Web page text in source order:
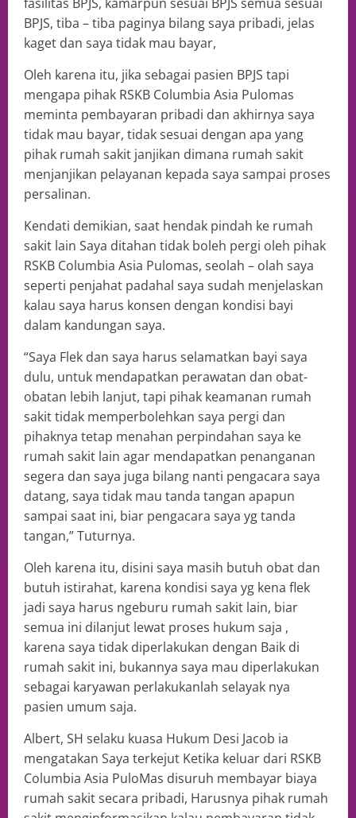
BPJS, tiba – tiba paginya bilang saya pribadi, jelas
kaget dan saya tidak mau bayar,
Oleh karena itu, jika sebagai pasien BPJS tapi
mengapa pihak RSKB Columbia Asia Pulomas
meminta pembayaran pribadi dan akhirnya saya
tidak mau bayar, tidak sesuai dengan apa yang
pihak rumah sakit janjikan dimana rumah sakit
menjanjikan pelayanan kepada saya sampai proses
persalinan.
Kendati demikian, saat hendak pindah ke rumah
sakit lain Saya ditahan tidak boleh pergi oleh pihak
RSKB Columbia Asia Pulomas, seolah – olah saya
seperti penjahat padahal saya sudah menjelaskan
kalau saya harus konsen dengan kondisi bayi
dalam kandungan saya.
“Saya Flek dan saya harus selamatkan bayi saya
dulu, untuk mendapatkan perawatan dan obat-
obatan lebih lanjut, tapi pihak keamanan rumah
sakit tidak memperbolehkan saya pergi dan
pihaknya tetap menahan perpindahan saya ke
rumah sakit lain agar mendapatkan penanganan
segera dan saya juga bilang nanti pengacara saya
datang, saya tidak mau tanda tangan apapun
sampai saat ini, biar pengacara saya yg tanda
tangan,” Tuturnya.
Oleh karena itu, disini saya masih butuh obat dan
butuh istirahat, karena kondisi saya yg kena flek
jadi saya harus ngeburu rumah sakit lain, biar
semua ini dilanjut lewat proses hukum saja ,
karena saya tidak diperlakukan dengan Baik di
rumah sakit ini, bukannya saya mau diperlakukan
sebagai karyawan perlakukanlah selayak nya
pasien umum saja.
Albert, SH selaku kuasa Hukum Desi Jacob ia
mengatakan Saya terkejut Ketika keluar dari RSKB
Columbia Asia PuloMas disuruh membayar biaya
rumah sakit secara pribadi, Harusnya pihak rumah